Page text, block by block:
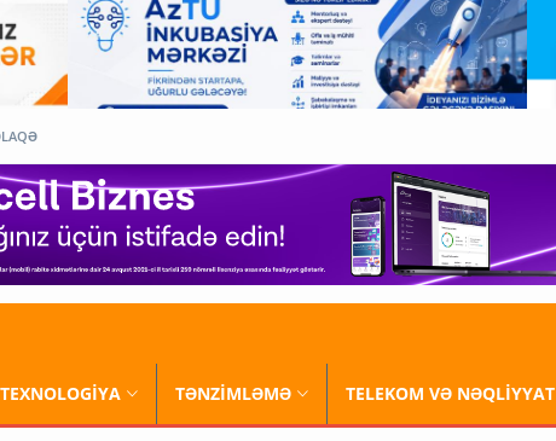
TEXNOLOGİYA TƏNZİMLƏMƏ TELEKOM VƏ NƏQLİYYAT